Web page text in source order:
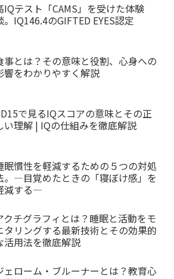
IQテスト「CAMS」を受けた体験
。IQ146.4のGIFTED EYES認定
事とは？その意味と役割、心身への
響をわかりやすく解説
で見るIQスコアの意味とその正
い理解 | IQの仕組みを徹底解説
眠慣性を軽減するための５つの対処
。―目覚めたときの「寝ぼけ感」を
減する―
クチグラフィとは？睡眠と活動をモ
タリングする最新技術とその効果的
活用法を徹底解説
ェローム・ブルーナーとは？教育心